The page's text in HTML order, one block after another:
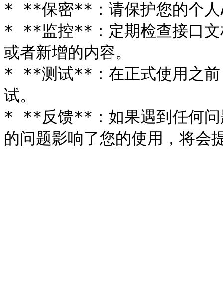
* **保密**：请保护您的个人
* **监控**：定期检查接口文
或者新增的内容。
* **测试**：在正式使用之前
试。
* **反馈**：如果遇到任何问